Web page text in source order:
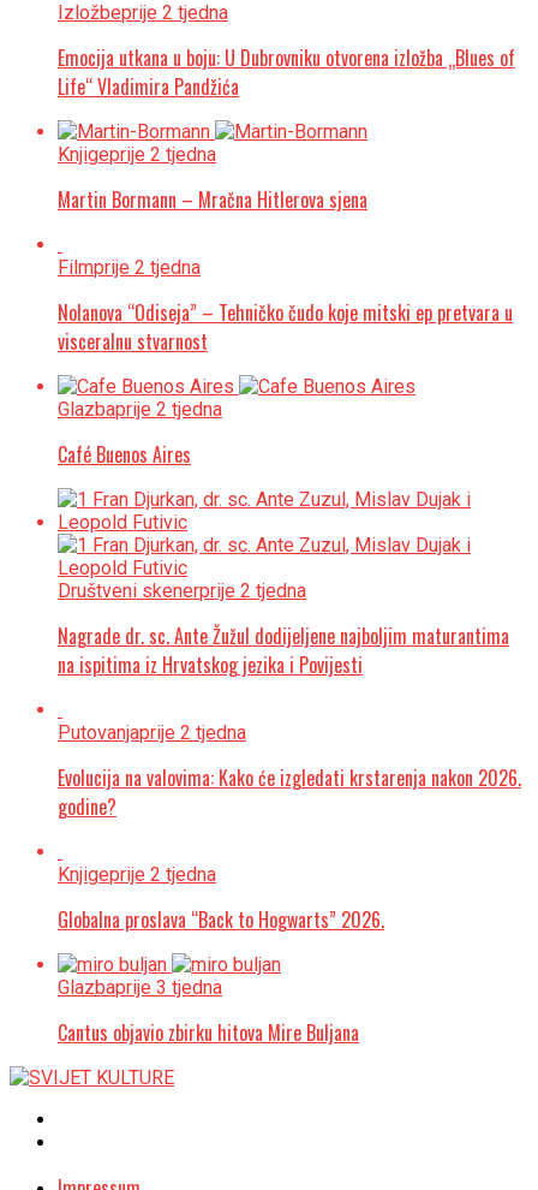
Izložbeprije 2 tjedna
Emocija utkana u boju: U Dubrovniku otvorena izložba „Blues of
Life“ Vladimira Pandžića
Knjigeprije 2 tjedna
Martin Bormann – Mračna Hitlerova sjena
Filmprije 2 tjedna
Nolanova “Odiseja” – Tehničko čudo koje mitski ep pretvara u
visceralnu stvarnost
Glazbaprije 2 tjedna
Café Buenos Aires
Društveni skenerprije 2 tjedna
Nagrade dr. sc. Ante Žužul dodijeljene najboljim maturantima
na ispitima iz Hrvatskog jezika i Povijesti
Putovanjaprije 2 tjedna
Evolucija na valovima: Kako će izgledati krstarenja nakon 2026.
godine?
Knjigeprije 2 tjedna
Globalna proslava “Back to Hogwarts” 2026.
Glazbaprije 3 tjedna
Cantus objavio zbirku hitova Mire Buljana